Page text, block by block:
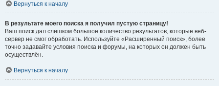
Вернуться к началу
В результате моего поиска я получил пустую страницу!
Ваш поиск дал слишком большое количество результатов, которые веб-
сервер не смог обработать. Используйте «Расширенный поиск», более
точно задавайте условия поиска и форумы, на которых он должен быть
осуществлён.
Вернуться к началу